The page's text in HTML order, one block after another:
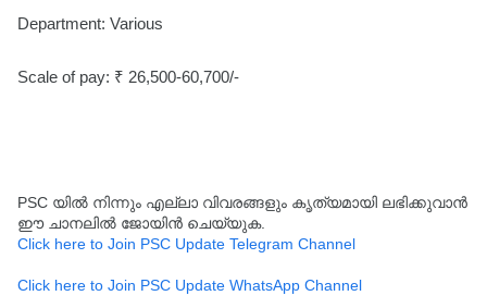
Department: Various
Scale of pay: ₹ 26,500-60,700/-
PSC യിൽ നിന്നും എല്ലാ വിവരങ്ങളും കൃത്യമായി ലഭിക്കുവാൻ
ഈ ചാനലിൽ ജോയിൻ ചെയ്യുക.
Click here to Join PSC Update Telegram Channel
Click here to Join PSC Update WhatsApp Channel